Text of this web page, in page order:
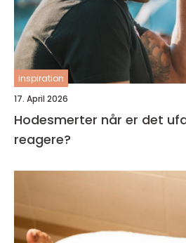
inspiration
17. April 2026
Hodesmerter når er det ufarlig, og når bør du
reagere?